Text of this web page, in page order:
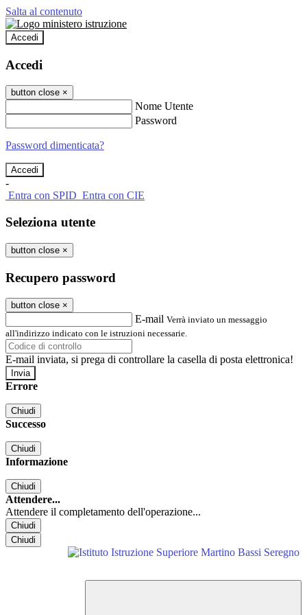
Salta al contenuto
Accedi
Accedi
button close ×
Nome Utente
Password
Password dimenticata?
-
Entra con SPID Entra con CIE
Seleziona utente
button close ×
Recupero password
button close ×
E-mail Verrà inviato un messaggio
all'indirizzo indicato con le istruzioni necessarie.
E-mail inviata, si prega di controllare la casella di posta elettronica!
Errore
Chiudi
Successo
Chiudi
Informazione
Chiudi
Attendere...
Attendere il completamento dell'operazione...
Chiudi
Chiudi